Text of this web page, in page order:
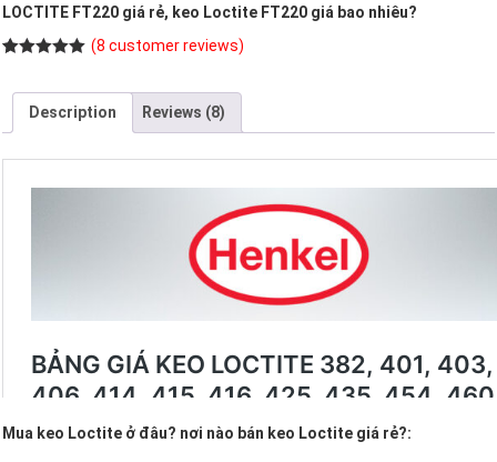
LOCTITE FT220 giá rẻ, keo Loctite FT220 giá bao nhiêu?
customer
ratings
(8 customer reviews)
Description Reviews (8)
Mua keo Loctite ở đâu? nơi nào bán keo Loctite giá rẻ?: